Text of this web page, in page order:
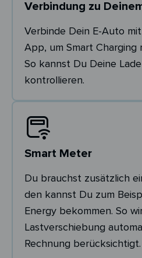
Verbindung zu
Verbinde Dein E-Auto
App, um Smart
So kannst Du Deine
kontrollieren.
Smart Meter
Du brauchst zusätzlich
den kannst Du zum
Energy bekommen. So
Lastverschiebung
Rechnung berücksichtigt.